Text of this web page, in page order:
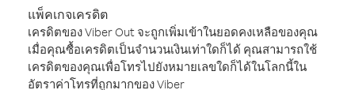
แพ็คเกจเครดิต
เครดิตของ Viber Out จะถูกเพิ่มเข้าในยอดคงเหลือของคุณ
เมื่อคุณซื้อเครดิตเป็นจำนวนเงินเท่าใดก็ได้ คุณสามารถใช้
เครดิตของคุณเพื่อโทรไปยังหมายเลขใดก็ได้ในโลกนี้ใน
อัตราค่าโทรที่ถูกมากของ Viber